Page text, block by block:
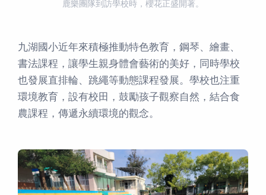
鹿樂團隊到訪學校時，櫻花正盛開著。
九湖國小近年來積極推動特色教育，鋼琴、繪畫、
書法課程，讓學生親身體會藝術的美好，同時學校
也發展直排輪、跳繩等動態課程發展。學校也注重
環境教育，設有校田，鼓勵孩子觀察自然，結合食
農課程，傳遞永續環境的觀念。